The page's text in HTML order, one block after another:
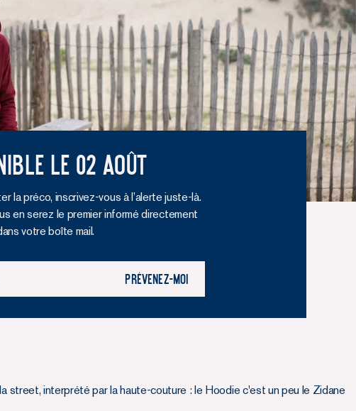
le 02 août
la préco, inscrivez-vous à l’alerte juste-là.
en serez le premier informé directement
votre boîte mail.
Prévenez-moi
street, interprété par la haute-couture : le Hoodie c'est un peu le Zidane